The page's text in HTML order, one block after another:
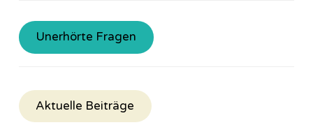
Unerhörte Fragen
Aktuelle Beiträge